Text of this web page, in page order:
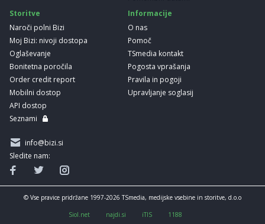
Storitve
Naroči polni Bizi
Moj Bizi: nivoji dostopa
Oglaševanje
Bonitetna poročila
Order credit report
Mobilni dostop
API dostop
Seznami
Informacije
O nas
Pomoč
TSmedia kontakt
Pogosta vprašanja
Pravila in pogoji
Upravljanje soglasij
info@bizi.si
Sledite nam:
© Vse pravice pridržane 1997-2026 TSmedia, medijske vsebine in storitve, d.o.o
Siol.net najdi.si iTIS 1188